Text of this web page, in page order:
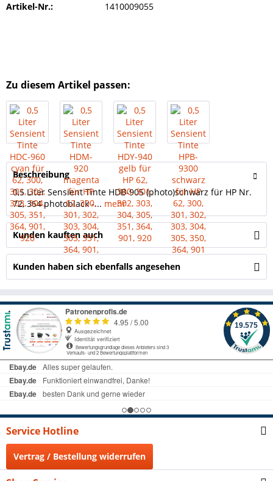
Artikel-Nr.: 1410009055
Zu diesem Artikel passen:
Beschreibung
0,5 Liter Sensient Tinte HDB-905 (photo)schwarz für HP Nr.
72, 364 photoblack -... mehr
Kunden kauften auch
Kunden haben sich ebenfalls angesehen
Service Hotline
Vertrag / Bestellung widerrufen